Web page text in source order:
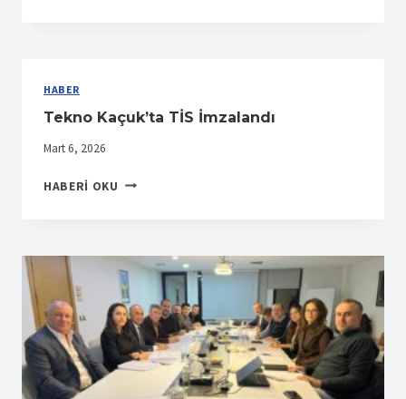
HABER
Tekno Kaçuk’ta TİS İmzalandı
Mart 6, 2026
HABERI OKU TEKNO